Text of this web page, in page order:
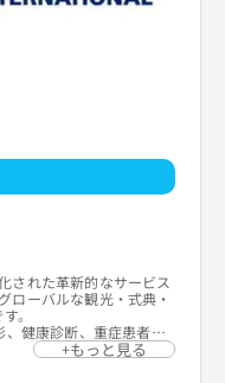
された革新的なサービス
ローバルな観光・式典・
。
健康診断、重症患者の
扱う旅行会社として、美容
のほか、様々な医療ツー
+もっと見る